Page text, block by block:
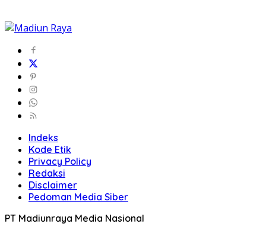
Indeks
Kode Etik
Privacy Policy
Redaksi
Disclaimer
Pedoman Media Siber
PT Madiunraya Media Nasional